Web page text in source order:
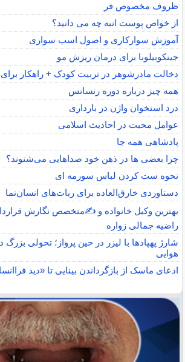
ظروف مخصوص فر
از خواص پوست انبه چه می دانید؟
آموزش سوارکاری و اصول اسب سواری
جینکوبیلوبا برای درمان ریزش مو
دخالت مادرشوهر در تربیت کودک + راهکار برای
همه چیز درباره دوره رنسانس
درد استخوان واژن در بارداری
عوامل محبت در احادیث اسلامى
پادشاهی همه جا
چرا بعضی ها در ذهن خود صداهایی می‌شنوند؟
نحوه ست کردن لباس سورمه ای
دستاوردی خارق‌العاده برای ربات‌های انسان‌نما
بهترین وکیل خانواده و ✍️متخصص نگارش
راضیه جمالی زواره
شارژ پهپادها با لیزر در حین پرواز؛ تحولی
هوایی
ادعای ماسک از بازگرداندن بینایی تا «دید